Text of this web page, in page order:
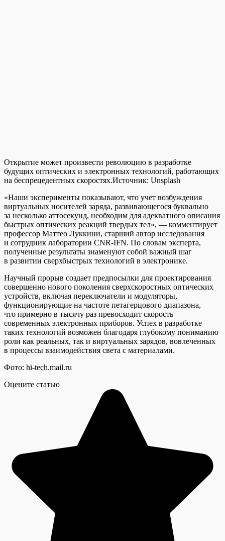
Открытие может произвести революцию в разработке
будущих оптических и электронных технологий, работающих
на беспрецедентных скоростях.Источник: Unsplash
«Наши эксперименты показывают, что учет возбуждения
виртуальных носителей заряда, развивающегося буквально
за несколько аттосекунд, необходим для адекватного описания
быстрых оптических реакций твердых тел», — комментирует
профессор Маттео Луккини, старший автор исследования
и сотрудник лаборатории CNR-IFN. По словам эксперта,
полученные результаты знаменуют собой важный шаг
в развитии сверхбыстрых технологий в электронике.
Научный прорыв создает предпосылки для проектирования
совершенно нового поколения сверхскоростных оптических
устройств, включая переключатели и модуляторы,
функционирующие на частоте петагерцового диапазона,
что примерно в тысячу раз превосходит скорость
современных электронных приборов. Успех в разработке
таких технологий возможен благодаря глубокому пониманию
роли как реальных, так и виртуальных зарядов, вовлеченных
в процессы взаимодействия света с материалами.
Фото: hi-tech.mail.ru
Оцените статью